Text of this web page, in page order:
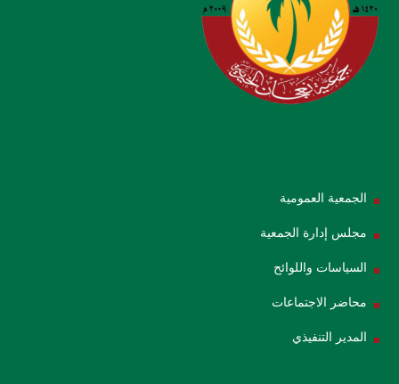
الجمعية العمومية
مجلس إدارة الجمعية
السياسات واللوائح
محاضر الاجتماعات
المدير التنفيذي